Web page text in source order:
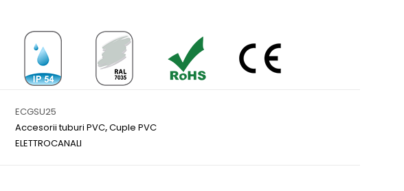
ECGSU25
Accesorii tuburi PVC,Cuple PVC
ELETTROCANALI